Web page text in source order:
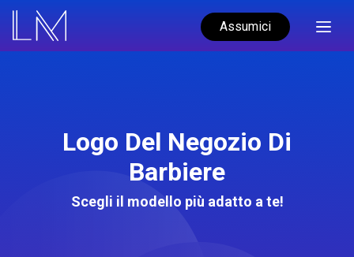
Assumici
Logo Del Negozio Di
Barbiere
Scegli il modello più adatto a te!